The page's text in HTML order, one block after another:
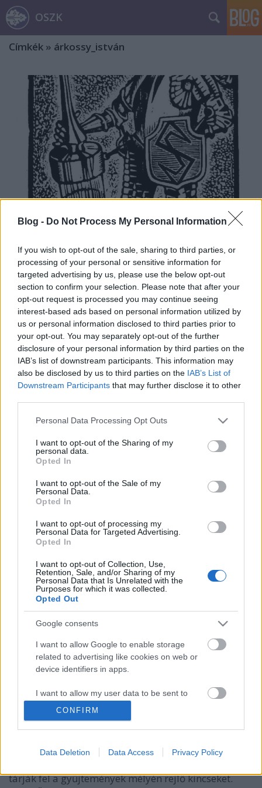
Blog - Do Not Process My Personal Information
If you wish to opt-out of the sale, sharing to third parties, or
processing of your personal or sensitive information for
targeted advertising by us, please use the below opt-out
section to confirm your selection. Please note that after your
opt-out request is processed you may continue seeing
interest-based ads based on personal information utilized by
us or personal information disclosed to third parties prior to
your opt-out. You may separately opt-out of the further
disclosure of your personal information by third parties on the
IAB’s list of downstream participants. This information may
also be disclosed by us to third parties on the IAB’s List of
Downstream Participants that may further disclose it to other
Please note that this website/app uses one or more Google
not limited to your visit or usage behaviour. You may click to
grant or deny consent to Google and its third-party tags to
use your data for below specified purposes in below Google
consent section.
Personal Data Processing Opt Outs
I want to opt-out of the Sharing of my
personal data.
Opted In
I want to opt-out of the Sale of my
Personal Data.
Opted In
I want to opt-out of processing my
Personal Data for Targeted Advertising.
Opted In
I want to opt-out of Collection, Use,
Retention, Sale, and/or Sharing of my
Personal Data that Is Unrelated with the
Purposes for which it was collected.
Opted Out
Google consents
I want to allow Google to enable storage
related to advertising like cookies on web or
device identifiers in apps.
I want to allow my user data to be sent to
Google for online advertising purposes.
I want to allow Google to send me
related to analytics like cookies on web or
CONFIRM
Data Deletion Data Access Privacy Policy
OSZK
Címkék » árkossy_istván
Az erdélyi főorvos, Demeter Jenő – Ex
libris gyűjtők, gyűjtemények. 17. rész
Munkák és napok – és kincsek. 69. rész
nemzetikonyvtar•2021. december 06.
Sorozatunk címe Hésziodosz Munkák és napok című
művére utal. Az ókori szerző a földműves kitartó,
gondos munkáját jelenítette meg. Könyvtárunk
kutató munkatársai ehhez hasonló szorgalommal
tárják fel a gyűjtemények mélyén rejlő kincseket.
Ezekből a folyamatos feldolgozó munka nyomán
felbukkanó…
Az irodalmár Boros Edit, avagy
haikuk a grafika nyelvén – Ex libris
gyűjtők, gyűjtemények. 11. rész
nemzetikonyvtar• 2021. július 06.
Sorozatunk címe Hésziodosz Munkák és napok című
gondos munkáját jelenítette meg. Könyvtárunk
tárják fel a gyűjtemények mélyén rejlő kincseket.